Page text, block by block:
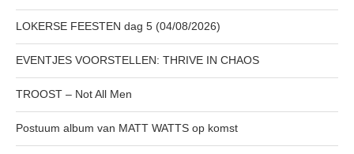
LOKERSE FEESTEN dag 5 (04/08/2026)
EVENTJES VOORSTELLEN: THRIVE IN CHAOS
TROOST – Not All Men
Postuum album van MATT WATTS op komst